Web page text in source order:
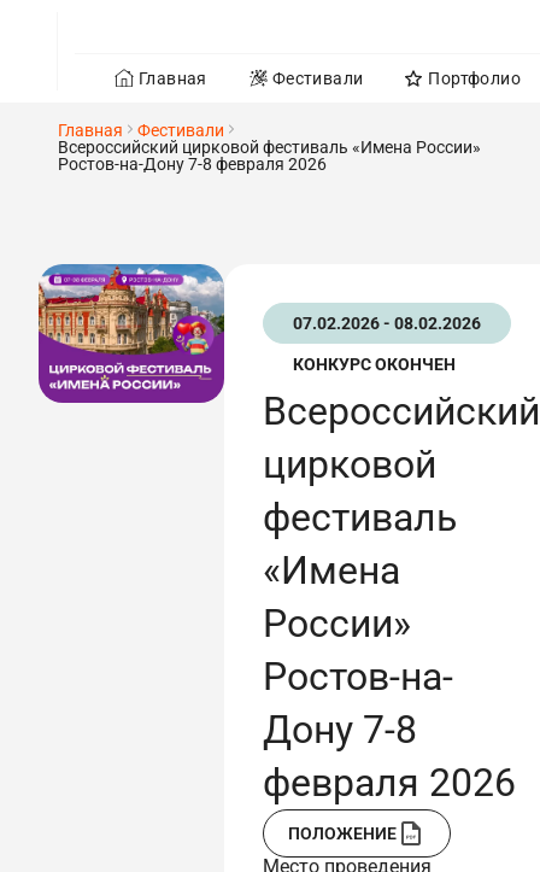
Главная Фестивали Портфолио
Главная
Фестивали
Всероссийский цирковой фестиваль «Имена России»
Ростов-на-Дону 7-8 февраля 2026
07.02.2026 - 08.02.2026
КОНКУРС ОКОНЧЕН
Всероссийский
цирковой
фестиваль
«Имена
России»
Ростов-на-
Дону 7-8
февраля 2026
ПОЛОЖЕНИЕ
Место проведения